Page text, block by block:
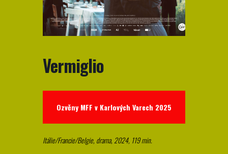
Vermiglio
Ozvěny MFF v Karlových Varech 2025
Itálie/Francie/Belgie, drama, 2024, 119 min.